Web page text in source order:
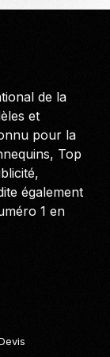
de la
et
pour la
Top
également
1 en